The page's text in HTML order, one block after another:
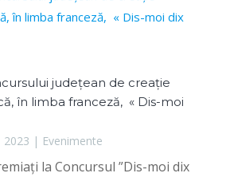
județean de creație
în limba franceză, « Dis-moi
2023 | Evenimente
la Concursul ”Dis-moi dix